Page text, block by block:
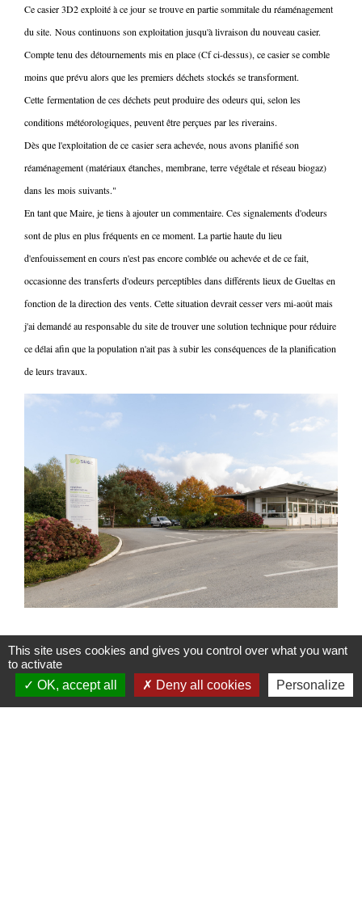
Ce casier 3D2 exploité à ce jour se trouve en partie sommitale du réaménagement
du site. Nous continuons son exploitation jusqu'à livraison du nouveau casier.
Compte tenu des détournements mis en place (Cf ci-dessus), ce casier se comble
moins que prévu alors que les premiers déchets stockés se transforment.
Cette fermentation de ces déchets peut produire des odeurs qui, selon les
conditions météorologiques, peuvent être perçues par les riverains.
Dès que l'exploitation de ce casier sera achevée, nous avons planifié son
réaménagement (matériaux étanches, membrane, terre végétale et réseau biogaz)
dans les mois suivants."
En tant que Maire, je tiens à ajouter un commentaire. Ces signalements d'odeurs
sont de plus en plus fréquents en ce moment. La partie haute du lieu
d'enfouissement en cours n'est pas encore comblée ou achevée et de ce fait,
occasionne des transferts d'odeurs perceptibles dans différents lieux de Gueltas en
fonction de la direction des vents. Cette situation devrait cesser vers mi-août mais
j'ai demandé au responsable du site de trouver une solution technique pour réduire
ce délai afin que la population n'ait pas à subir les conséquences de la planification
de leurs travaux.
This site uses cookies and gives you control over what you want
to activate
OK, accept all
Deny all cookies Personalize